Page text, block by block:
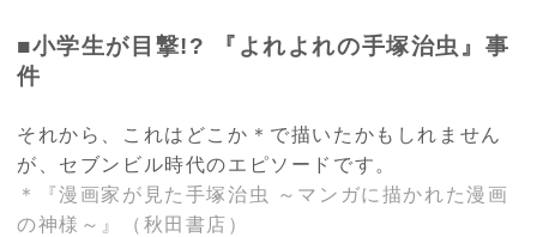
■小学生が目撃!?
『よれよれの手塚治虫』事
件
それから、これはどこか＊で描いたかもしれません
が、セブンビル時代のエピソードです。
＊『漫画家が見た手塚治虫 ～マンガに描かれた漫画
の神様～』（秋田書店）